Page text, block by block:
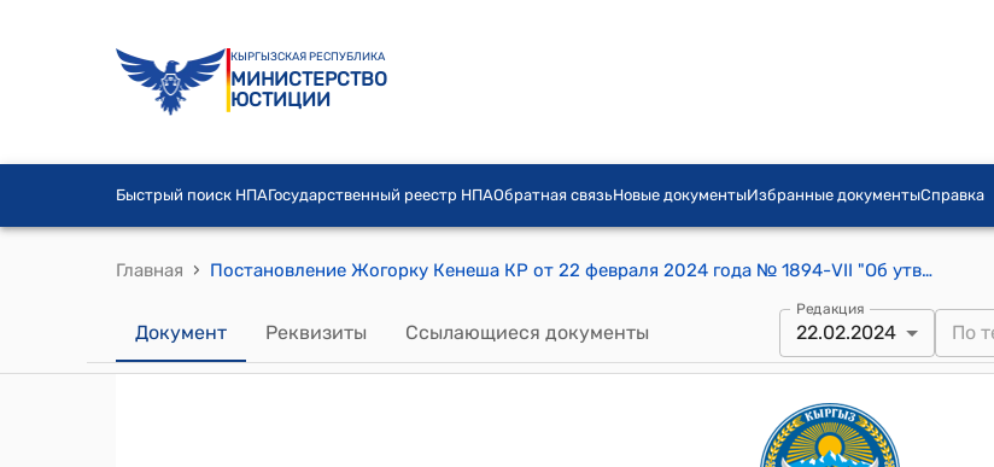
КЫРГЫЗСКАЯ РЕСПУБЛИКА
МИНИСТЕРСТВО
ЮСТИЦИИ
Быстрый поиск НПАГосударственный реестр НПАОбратная связьНовые документыИзбранные документыСправка
Главная › Постановление Жогорку Кенеша КР от 22 февраля 2024 года № 1894-VII "Об утверждении повестки дня заседания Жогорку Кенеша Кыргызской Республики 22 февраля 2024 года"
Документ Реквизиты Ссылающиеся документы
Редакция
22.02.2024